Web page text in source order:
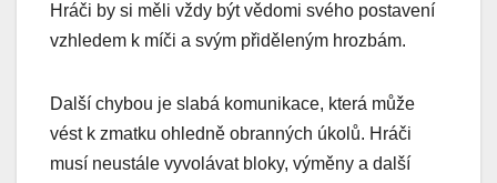
Hráči by si měli vždy být vědomi svého postavení
vzhledem k míči a svým přiděleným hrozbám.
Další chybou je slabá komunikace, která může
vést k zmatku ohledně obranných úkolů. Hráči
musí neustále vyvolávat bloky, výměny a další